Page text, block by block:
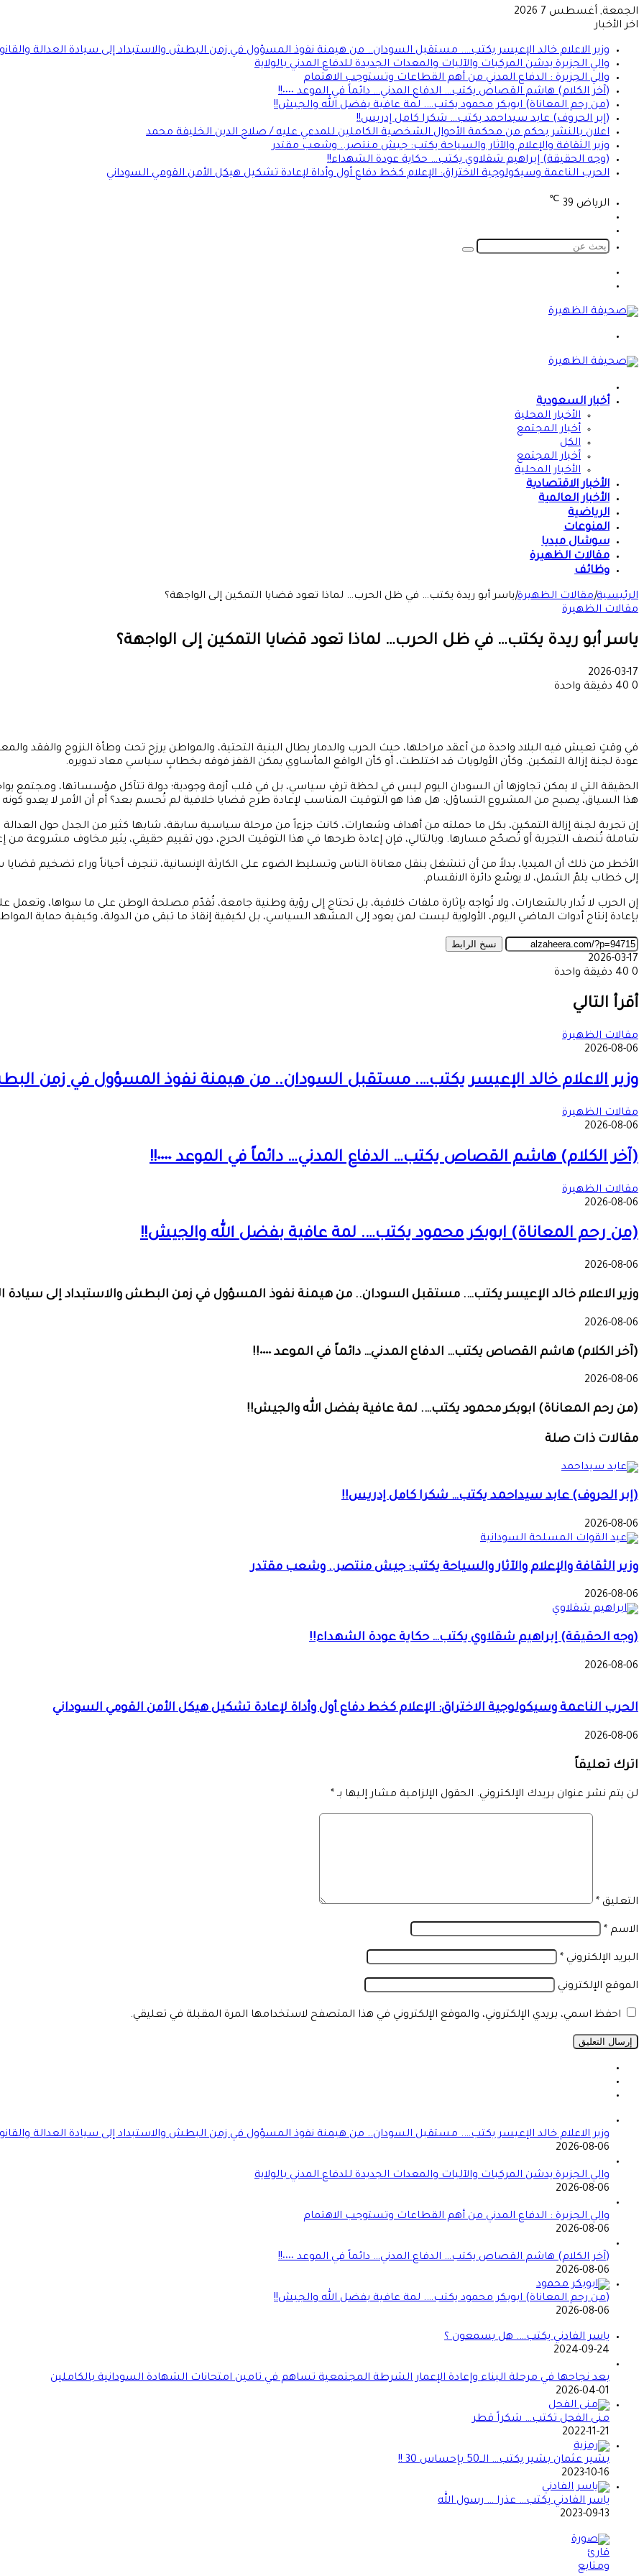
الجمعة, أغسطس 7 2026
اخر الأخبار
وزير الاعلام خالد الإعيسر يكتب…. مستقبل السودان.. من هيمنة نفوذ المسؤول في زمن البطش والاستبداد إلى سيادة العدالة
والي الجزيرة يدشن المركبات والآليات والمعدات الجديدة للدفاع المدني بالولاية
والي الجزيرة : الدفاع المدني من أهم القطاعات وتستوجب الاهتمام
(آخر الكلام) هاشم القصاص يكتب… الدفاع المدني… دائماً في الموعد ٠٠٠٠!!
(من رحم المعاناة) ابوبكر محمود يكتب…. لمة عافية بفضل الله والجيش!!
(إبر الحروف) عابد سيداحمد يكتب… شكرا كامل إدريس!!
اعلان بالنشر بحكم من محكمة الأحوال الشخصية الكاملين للمدعي عليه / صلاح الدين الخليفة محمد
وزير الثقافة والإعلام والآثار والسياحة يكتب: جيش منتصر.. وشعب مقتدر
(وجه الحقيقة) إبراهيم شقلاوي يكتب… حكاية عودة الشهداء!!
الحرب الناعمة وسيكولوجية الاختراق: الإعلام كخط دفاع أول وأداة لإعادة تشكيل هيكل الأمن القومي السوداني
الرياض 39
℃
المظلم
بحث
أخبار السعودية
الأخبار المحلية
أخبار المجتمع
الكل
أخبار المجتمع
الأخبار المحلية
الأخبار الاقتصادية
الأخبار العالمية
الرياضية
المنوعات
سوشال ميديا
مقالات الظهيرة
وظائف
الرئيسية|مقالات الظهيرة|ياسر أبو ريدة يكتب… في ظل الحرب… لماذا تعود قضايا التمكين إلى الواجهة؟
مقالات الظهيرة
ياسر أبو ريدة يكتب… في ظل الحرب… لماذا تعود قضايا التمكين إلى الواجهة؟
2026-03-17
0
دقيقة واحدة
في وقتٍ تعيش فيه البلاد واحدة من أعقد مراحلها، حيث الحرب والدمار يطال البنية التحتية، والمواطن يرزح تحت وطأة النزوح والفقد
عودة لجنة إزالة التمكين. وكأن الأولويات قد اختلطت، أو كأن الواقع المأساوي يمكن القفز فوقه بخطابٍ سياسي معاد تدويره.
الحقيقة التي لا يمكن تجاوزها أن السودان اليوم ليس في لحظة ترفٍ سياسي، بل في قلب أزمة وجودية؛ دولة تتآكل مؤسساتها، ومجتمع
هذا السياق، يصبح من المشروع التساؤل: هل هذا هو التوقيت المناسب لإعادة طرح قضايا خلافية لم تُحسم بعد؟ أم أن الأمر لا يعدو كونه
إن تجربة لجنة إزالة التمكين، بكل ما حملته من أهداف وشعارات، كانت جزءاً من مرحلة سياسية سابقة، شابها كثير من الجدل حول العدالة
شاملة تُنصف التجربة أو تُصحّح مسارها. وبالتالي، فإن إعادة طرحها في هذا التوقيت الحرج، دون تقييم حقيقي، يثير مخاوف مشروعة من
الأخطر من ذلك أن الميديا، بدلاً من أن تنشغل بنقل معاناة الناس وتسليط الضوء على الكارثة الإنسانية، تنجرف أحياناً وراء تضخيم
إلى خطاب يلمّ الشمل، لا يوسّع دائرة الانقسام.
إن الحرب لا تُدار بالشعارات، ولا تُواجه بإثارة ملفات خلافية، بل تحتاج إلى رؤية وطنية جامعة، تُقدّم مصلحة الوطن على ما سواها، وتعمل
بإعادة إنتاج أدوات الماضي اليوم، الأولوية ليست لمن يعود إلى المشهد السياسي، بل لكيفية إنقاذ ما تبقى من الدولة، وكيفية حماية
نسخ الرابط
2026-03-17
0
دقيقة واحدة
عبر
البريد
أقرأ التالي
مقالات الظهيرة
2026-08-06
وزير الاعلام خالد الإعيسر يكتب…. مستقبل السودان.. من هيمنة نفوذ المسؤول في زمن
مقالات الظهيرة
2026-08-06
(آخر الكلام) هاشم القصاص يكتب… الدفاع المدني… دائماً في الموعد ٠٠٠٠!!
مقالات الظهيرة
2026-08-06
(من رحم المعاناة) ابوبكر محمود يكتب…. لمة عافية بفضل الله والجيش!!
2026-08-06
وزير الاعلام خالد الإعيسر يكتب…. مستقبل السودان.. من هيمنة نفوذ المسؤول في زمن البطش والاستبداد إلى سيادة
2026-08-06
(آخر الكلام) هاشم القصاص يكتب… الدفاع المدني… دائماً في الموعد ٠٠٠٠!!
2026-08-06
(من رحم المعاناة) ابوبكر محمود يكتب…. لمة عافية بفضل الله والجيش!!
مقالات ذات صلة
(إبر الحروف) عابد سيداحمد يكتب… شكرا كامل إدريس!!
2026-08-06
وزير الثقافة والإعلام والآثار والسياحة يكتب: جيش منتصر.. وشعب مقتدر
2026-08-06
(وجه الحقيقة) إبراهيم شقلاوي يكتب… حكاية عودة الشهداء!!
2026-08-06
الحرب الناعمة وسيكولوجية الاختراق: الإعلام كخط دفاع أول وأداة لإعادة تشكيل هيكل الأمن القومي السوداني
2026-08-06
اترك تعليقاً
لن يتم نشر عنوان بريدك الإلكتروني. الحقول الإلزامية مشار إليها بـ *
التعليق *
الاسم *
البريد الإلكتروني *
الموقع الإلكتروني
احفظ اسمي، بريدي الإلكتروني، والموقع الإلكتروني في هذا المتصفح لاستخدامها المرة المقبلة في تعليقي.
وزير الاعلام خالد الإعيسر يكتب…. مستقبل السودان.. من هيمنة نفوذ المسؤول في زمن البطش والاستبداد إلى سيادة العدالة
2026-08-06
والي الجزيرة يدشن المركبات والآليات والمعدات الجديدة للدفاع المدني بالولاية
2026-08-06
والي الجزيرة : الدفاع المدني من أهم القطاعات وتستوجب الاهتمام
2026-08-06
(آخر الكلام) هاشم القصاص يكتب… الدفاع المدني… دائماً في الموعد ٠٠٠٠!!
2026-08-06
(من رحم المعاناة) ابوبكر محمود يكتب…. لمة عافية بفضل الله والجيش!!
2026-08-06
ياسر الفادني يكتب…. هل يسمعون ؟
2024-09-24
بعد نجاحها في مرحلة البناء وإعادة الإعمار الشرطة المجتمعية تساهم في تامين امتحانات الشهادة السودانية بالكاملين
2026-04-01
منى الفحل تكتب… شكراً قطر
2022-11-21
بشير عثمان بشير يكتب… الــ50 بإحساس 30 !!
2023-10-16
ياسر الفادني يكتب… عذرا … رسول الله
2023-09-13